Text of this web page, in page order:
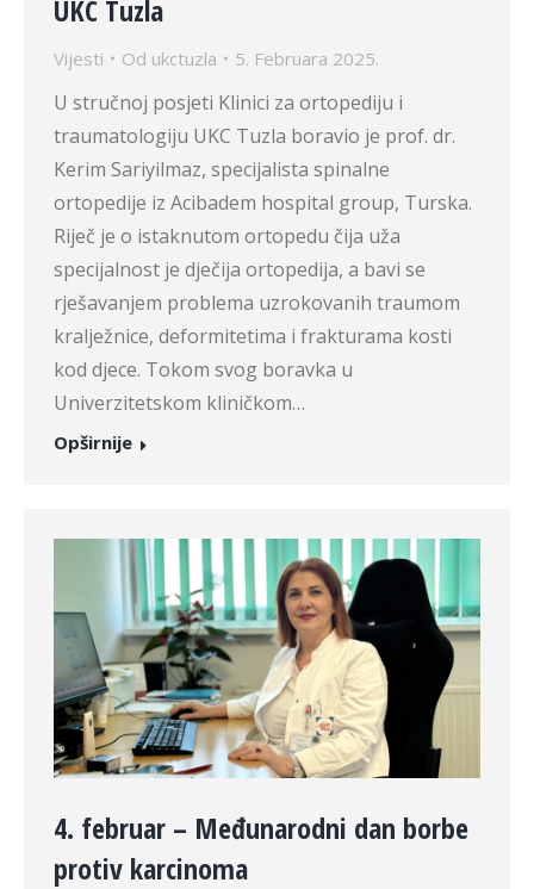
UKC Tuzla
Vijesti Od ukctuzla 5. Februara 2025.
U stručnoj posjeti Klinici za ortopediju i
traumatologiju UKC Tuzla boravio je prof. dr.
Kerim Sariyilmaz, specijalista spinalne
ortopedije iz Acibadem hospital group, Turska.
Riječ je o istaknutom ortopedu čija uža
specijalnost je dječija ortopedija, a bavi se
rješavanjem problema uzrokovanih traumom
kralježnice, deformitetima i frakturama kosti
kod djece. Tokom svog boravka u
Univerzitetskom kliničkom…
Opširnije
4. februar – Međunarodni dan borbe
protiv karcinoma